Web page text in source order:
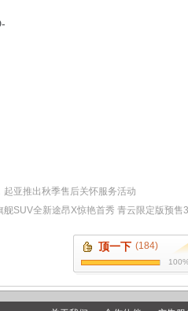
起亚推出秋季售后关怀服务活动
舰SUV全新途昂X惊艳首秀 青云限定版预售
顶一下 (184)